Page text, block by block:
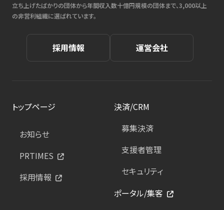
立ち上げたばかりの団体から年間収入数十億円規模の団体まで、3,000以上
の非営利組織に選ばれています。
採用情報 運営会社
トップページ
お知らせ
PRTIMES
採用情報
決済/CRM
募集決済
支援者管理
セキュリティ
ポータル/集客